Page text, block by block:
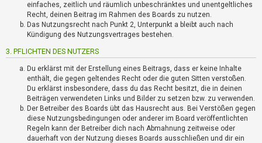
L
O
einfaches, zeitlich und räumlich unbeschränktes und unentgeltliches
Recht, deinen Beitrag im Rahmen des Boards zu nutzen.
Das Nutzungsrecht nach Punkt 2, Unterpunkt a bleibt auch nach
Kündigung des Nutzungsvertrages bestehen.
3. PFLICHTEN DES NUTZERS
Du erklärst mit der Erstellung eines Beitrags, dass er keine Inhalte
enthält, die gegen geltendes Recht oder die guten Sitten verstoßen.
Du erklärst insbesondere, dass du das Recht besitzt, die in deinen
Beiträgen verwendeten Links und Bilder zu setzen bzw. zu verwenden.
Der Betreiber des Boards übt das Hausrecht aus. Bei Verstößen gegen
diese Nutzungsbedingungen oder anderer im Board veröffentlichten
Regeln kann der Betreiber dich nach Abmahnung zeitweise oder
dauerhaft von der Nutzung dieses Boards ausschließen und dir ein